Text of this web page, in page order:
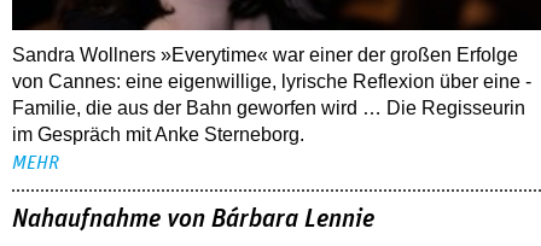
Sandra Wollners »Everytime« war einer der großen Erfolge
von Cannes: eine eigenwillige, lyrische Reflexion über eine ­
Familie, die aus der Bahn geworfen wird … Die Regisseurin
im Gespräch mit Anke Sterneborg.
MEHR
Nahaufnahme von Bárbara Lennie